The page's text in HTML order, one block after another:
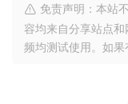
免责声明：本站
容均来自分享站点
频均测试使用。如果